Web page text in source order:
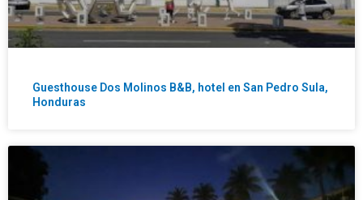
Guesthouse Dos Molinos B&B, hotel en San Pedro Sula,
Honduras